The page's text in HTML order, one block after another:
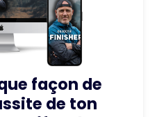
façon de
de ton